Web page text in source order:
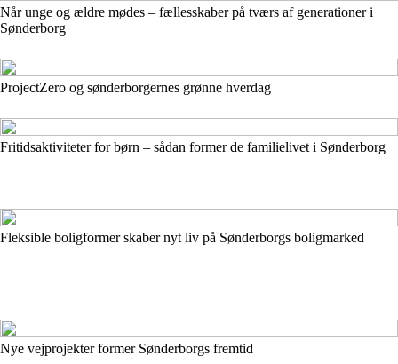
Når unge og ældre mødes – fællesskaber på tværs af generationer i
Sønderborg
ProjectZero og sønderborgernes grønne hverdag
Fritidsaktiviteter for børn – sådan former de familielivet i Sønderborg
Fleksible boligformer skaber nyt liv på Sønderborgs boligmarked
Nye vejprojekter former Sønderborgs fremtid